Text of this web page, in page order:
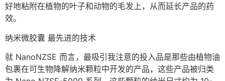
好地粘附在植物的叶子和动物的毛发上，从而延长产品的药
效。
纳米微胶囊 最先进的技术
就 NanoNZSE 而言，最吸引我注意的投入品是那些由植物油
包裹在可生物降解纳米颗粒中开发的产品，这些产品被归类